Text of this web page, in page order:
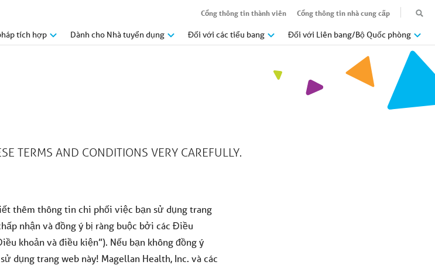
tích hợp Dành cho Nhà tuyển dụng Đối với các tiểu bang Đối với Liên bang/Bộ Quốc phòng
Cổng thông tin thành viên Cổng thông tin nhà cung cấp
TERMS AND CONDITIONS VERY CAREFULLY.
thêm thông tin chi phối việc bạn sử dụng trang
nhận và đồng ý bị ràng buộc bởi các Điều
khoản và điều kiện”). Nếu bạn không đồng ý
dụng trang web này! Magellan Health, Inc. và các